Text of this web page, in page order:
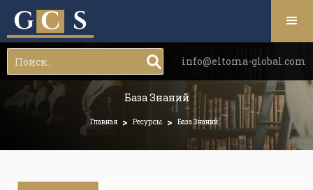
info@eltoma-global.com
База Знаний
Главная > Ресурсы > База Знаний